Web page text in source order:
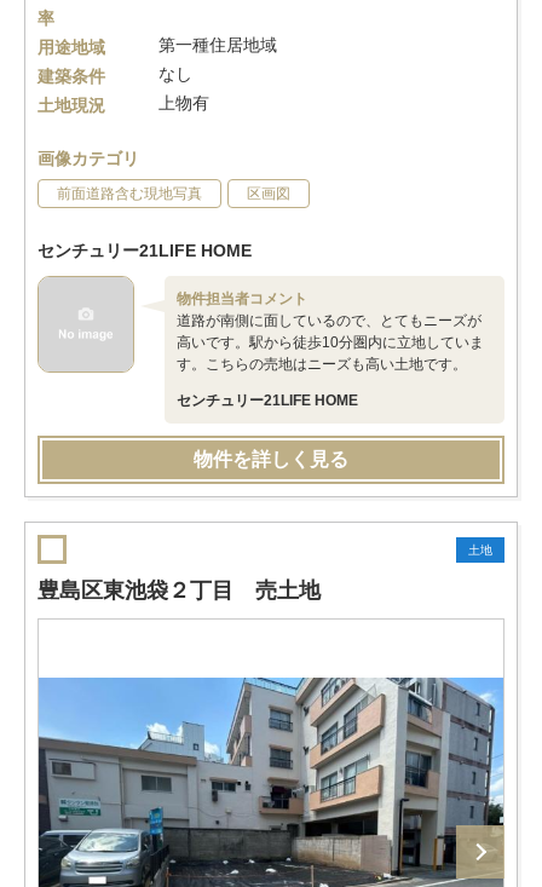
率
用途地域
第一種住居地域
建築条件
なし
土地現況
上物有
画像カテゴリ
前面道路含む現地写真 区画図
センチュリー21LIFE HOME
物件担当者コメント
道路が南側に面しているので、とてもニーズが
高いです。駅から徒歩10分圏内に立地していま
す。こちらの売地はニーズも高い土地です。
センチュリー21LIFE HOME
物件を詳しく見る
土地
豊島区東池袋２丁目 売土地